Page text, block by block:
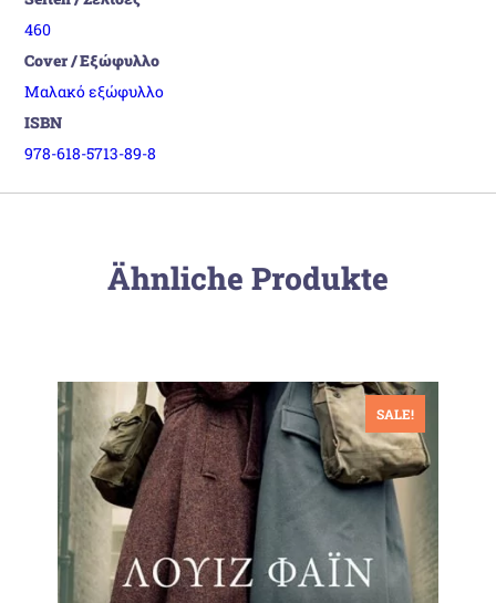
460
Cover / Εξώφυλλο
Μαλακό εξώφυλλο
ISBN
978-618-5713-89-8
Ähnliche Produkte
SALE!